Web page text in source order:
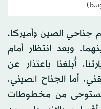
جناحي الصين وأميركا،
وبعد انتظار أمام
أُبلغنا باعتذار عن
أما الجناح الصيني،
من مخطوطات